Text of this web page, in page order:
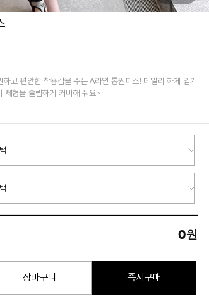
고 편안한 착용감을 주는 A라인 롱원피스! 데일리 하게 입기
체형을 슬림하게 커버해 줘요~
0원
장바구니 즉시구매